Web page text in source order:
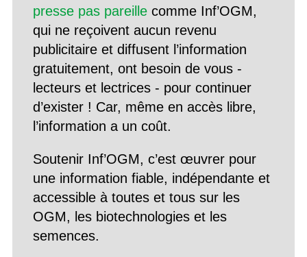
presse pas pareillecomme Inf’OGM,
qui ne reçoivent aucun revenu
publicitaire et diffusent l’information
gratuitement, ont besoin de vous -
lecteurs et lectrices - pour continuer
d’exister ! Car, même en accès libre,
l’information a un coût.
Soutenir Inf’OGM, c’est œuvrer pour
une information fiable, indépendante et
accessible à toutes et tous sur les
OGM, les biotechnologies et les
semences.